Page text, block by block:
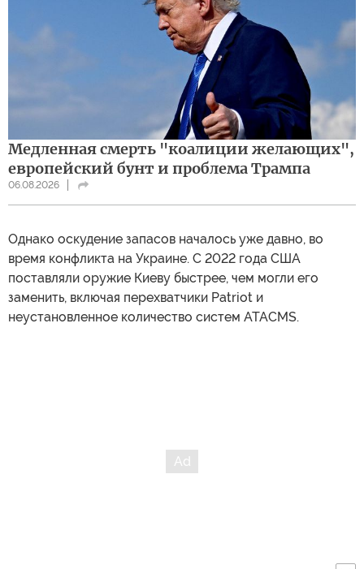
Медленная смерть "коалиции желающих",
европейский бунт и проблема Трампа
06.08.2026
Однако оскудение запасов началось уже давно, во
время конфликта на Украине. С 2022 года США
поставляли оружие Киеву быстрее, чем могли его
заменить, включая перехватчики Patriot и
неустановленное количество систем ATACMS.